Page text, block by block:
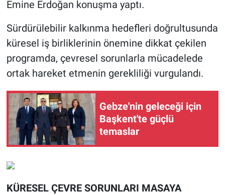
Emine Erdoğan konuşma yaptı.
Sürdürülebilir kalkınma hedefleri doğrultusunda
küresel iş birliklerinin önemine dikkat çekilen
programda, çevresel sorunlarla mücadelede
ortak hareket etmenin gerekliliği vurgulandı.
Gebze'nin geleceği için
Başkent'te güçlü
temaslar
KÜRESEL ÇEVRE SORUNLARI MASAYA